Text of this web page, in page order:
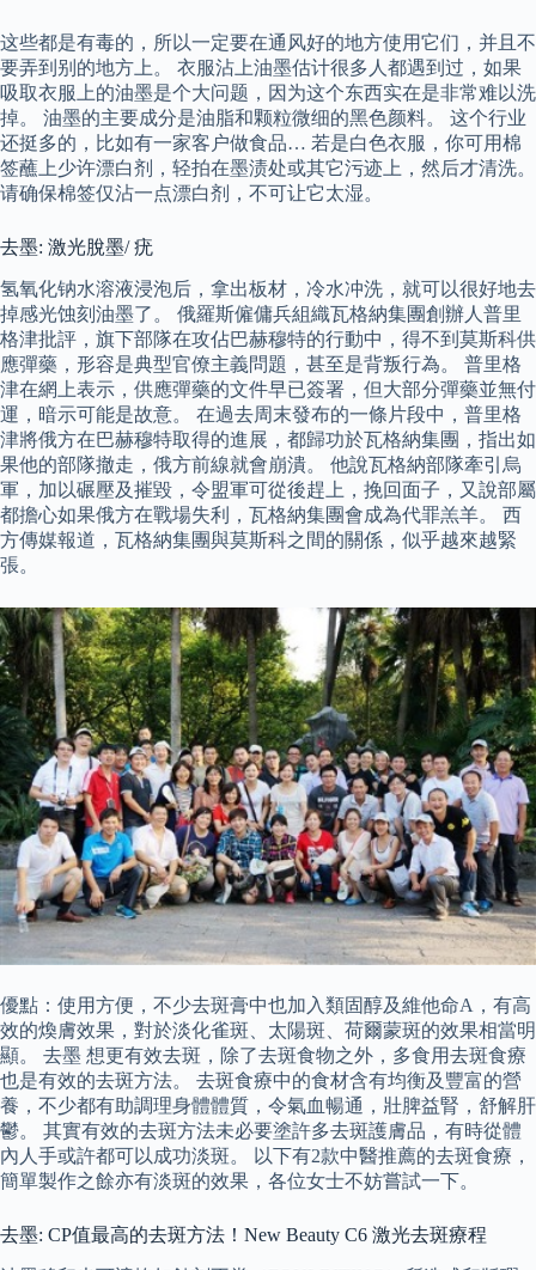
这些都是有毒的，所以一定要在通风好的地方使用它们，并且不
要弄到别的地方上。 衣服沾上油墨估计很多人都遇到过，如果
吸取衣服上的油墨是个大问题，因为这个东西实在是非常难以洗
掉。 油墨的主要成分是油脂和颗粒微细的黑色颜料。 这个行业
还挺多的，比如有一家客户做食品… 若是白色衣服，你可用棉
签蘸上少许漂白剂，轻拍在墨渍处或其它污迹上，然后才清洗。
请确保棉签仅沾一点漂白剂，不可让它太湿。
去墨: 激光脫墨/ 疣
氢氧化钠水溶液浸泡后，拿出板材，冷水冲洗，就可以很好地去
掉感光蚀刻油墨了。 俄羅斯僱傭兵組織瓦格納集團創辦人普里
格津批評，旗下部隊在攻佔巴赫穆特的行動中，得不到莫斯科供
應彈藥，形容是典型官僚主義問題，甚至是背叛行為。 普里格
津在網上表示，供應彈藥的文件早已簽署，但大部分彈藥並無付
運，暗示可能是故意。 在過去周末發布的一條片段中，普里格
津將俄方在巴赫穆特取得的進展，都歸功於瓦格納集團，指出如
果他的部隊撤走，俄方前線就會崩潰。 他說瓦格納部隊牽引烏
軍，加以碾壓及摧毀，令盟軍可從後趕上，挽回面子，又說部屬
都擔心如果俄方在戰場失利，瓦格納集團會成為代罪羔羊。 西
方傳媒報道，瓦格納集團與莫斯科之間的關係，似乎越來越緊
張。
優點：使用方便，不少去斑膏中也加入類固醇及維他命A，有高
效的煥膚效果，對於淡化雀斑、太陽斑、荷爾蒙斑的效果相當明
顯。 去墨 想更有效去斑，除了去斑食物之外，多食用去斑食療
也是有效的去斑方法。 去斑食療中的食材含有均衡及豐富的營
養，不少都有助調理身體體質，令氣血暢通，壯脾益腎，舒解肝
鬱。 其實有效的去斑方法未必要塗許多去斑護膚品，有時從體
內人手或許都可以成功淡斑。 以下有2款中醫推薦的去斑食療，
簡單製作之餘亦有淡斑的效果，各位女士不妨嘗試一下。
去墨: CP值最高的去斑方法！New Beauty C6 激光去斑療程